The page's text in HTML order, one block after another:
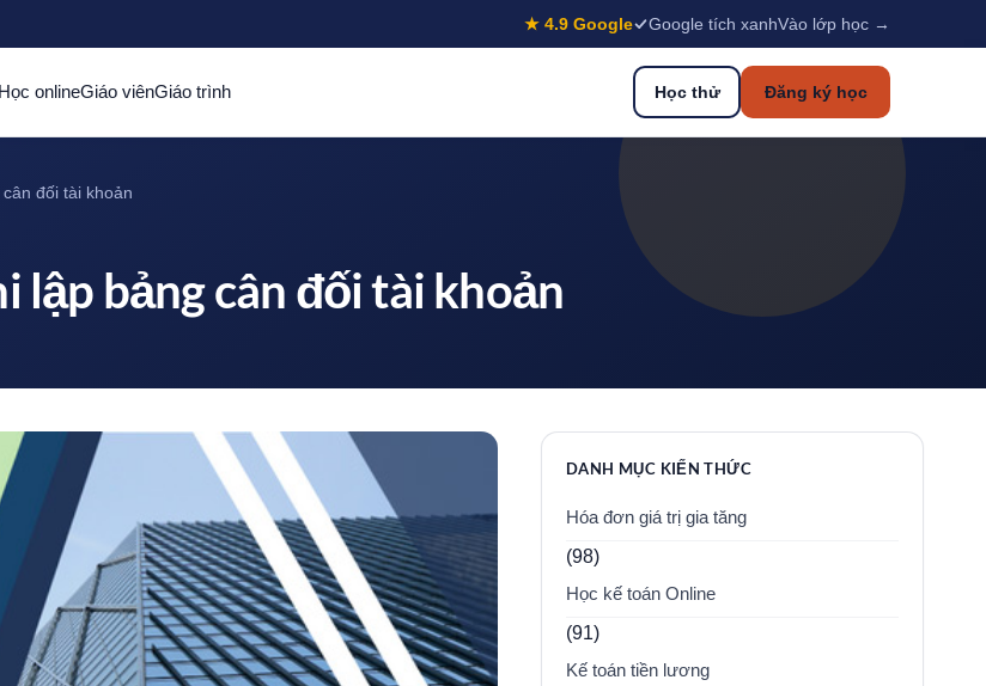
★ 4.9 Google Google tích xanhVào lớp học →
Học onlineGiáo viênGiáo trình Học thử Đăng ký học
đối tài khoản
lập bảng cân đối tài khoản
DANH MỤC KIẾN THỨC
Hóa đơn giá trị gia tăng
(98)
Học kế toán Online
(91)
Kế toán tiền lương